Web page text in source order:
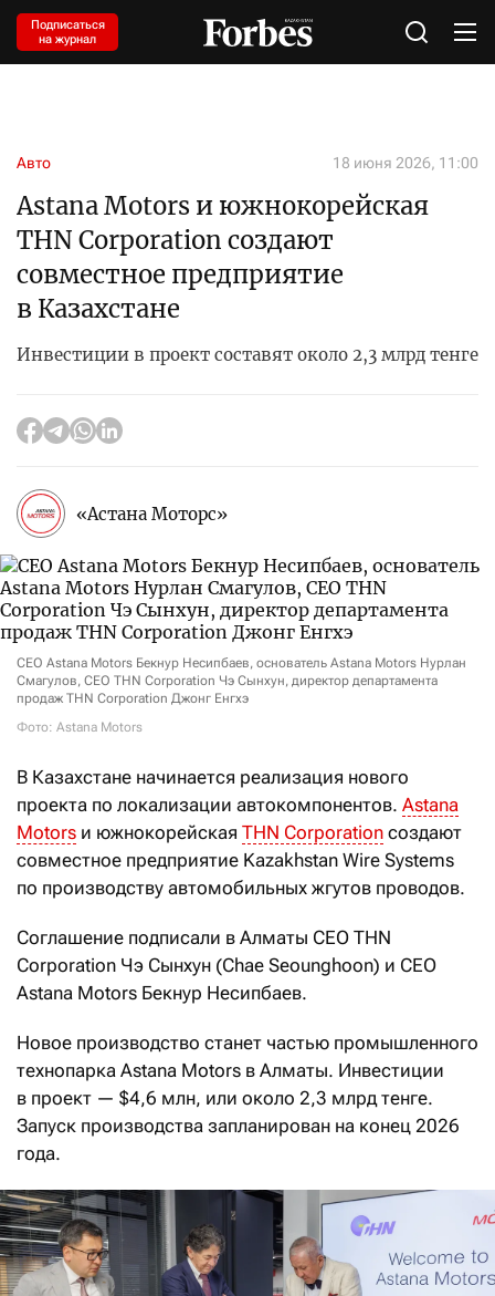
Подписаться
на журнал
Авто 18 июня 2026, 11:00
Astana Motors и южнокорейская
THN Corporation создают
совместное предприятие
в Казахстане
Инвестиции в проект составят около 2,3 млрд тенге
«Астана Моторс»
CEO Astana Motors Бекнур Несипбаев, основатель Astana Motors Нурлан
Смагулов, CEO THN Corporation Чэ Сынхун, директор департамента
продаж THN Corporation Джонг Енгхэ
Фото: Astana Motors
В Казахстане начинается реализация нового
проекта по локализации автокомпонентов. Astana
Motors и южнокорейская THN Corporation создают
совместное предприятие Kazakhstan Wire Systems
по производству автомобильных жгутов проводов.
Соглашение подписали в Алматы CEO THN
Corporation Чэ Сынхун (Chae Seounghoon) и CEO
Astana Motors Бекнур Несипбаев.
Новое производство станет частью промышленного
технопарка Astana Motors в Алматы. Инвестиции
в проект — $4,6 млн, или около 2,3 млрд тенге.
Запуск производства запланирован на конец 2026
года.